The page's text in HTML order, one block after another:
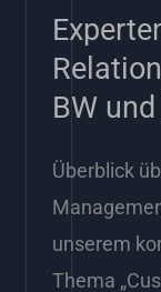
BW
Überblick
unserem
Thema
BW
und
NRW